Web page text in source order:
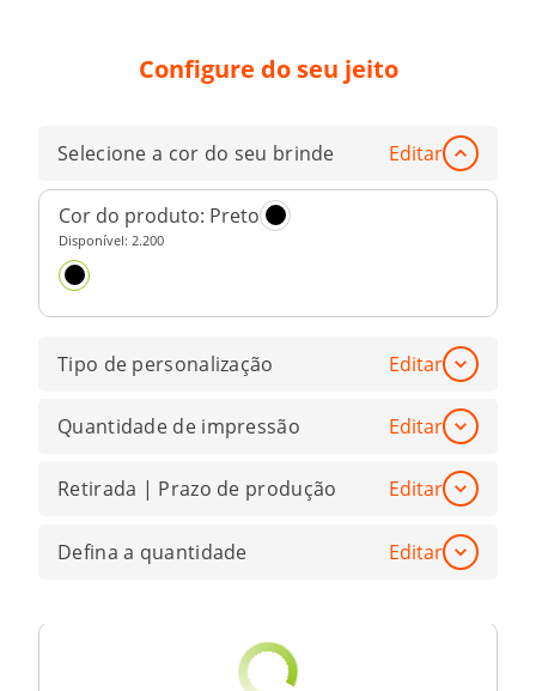
Configure do seu jeito
Selecione a cor do seu brinde Editar
Cor do produto: Preto
Disponível: 2.200
Tipo de personalização Editar
Quantidade de impressão Editar
Retirada | Prazo de produção Editar
Defina a quantidade Editar